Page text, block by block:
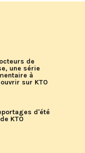
de
une série
à
sur KTO
d'été
KTO